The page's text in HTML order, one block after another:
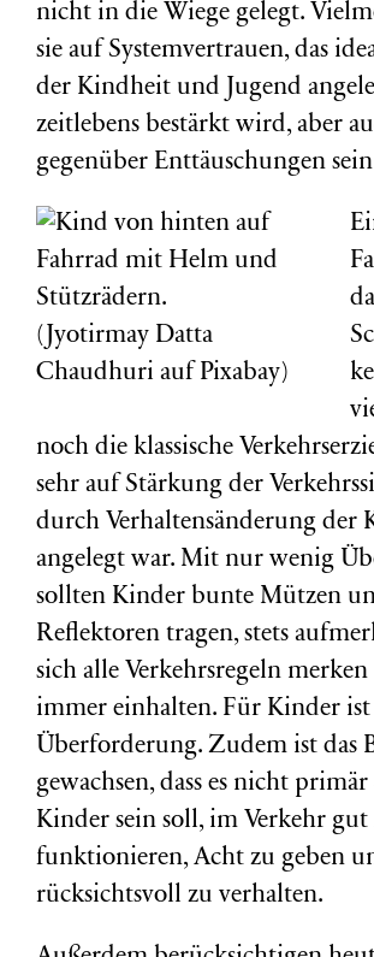
nicht in die Wiege gelegt.
sie auf Systemvertrauen, das
der Kindheit und Jugend
zeitlebens bestärkt wird, aber
gegenüber Enttäuschungen
(Jyotirmay Datta
Chaudhuri auf Pixabay)
noch die klassische
sehr auf Stärkung der
durch Verhaltensänderung der
angelegt war. Mit nur wenig
sollten Kinder bunte Mützen
Reflektoren tragen, stets
sich alle Verkehrsregeln
immer einhalten. Für Kinder ist
Überforderung. Zudem ist das
gewachsen, dass es nicht primär
Kinder sein soll, im Verkehr gut
funktionieren, Acht zu geben
rücksichtsvoll zu verhalten.